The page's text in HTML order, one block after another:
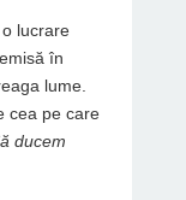
lucrare
în
lume.
cea pe care
ducem